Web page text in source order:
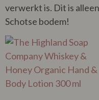
verwerkt is. Dit is
Schotse bodem!